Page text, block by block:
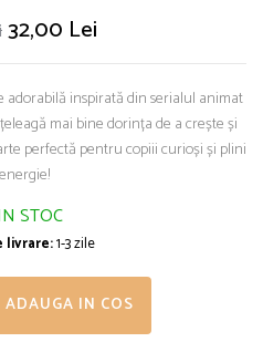
32,00 Lei
adorabilă inspirată din serialul animat
mai bine dorința de a crește și
perfectă pentru copiii curioși și plini
STOC
livrare:1-3 zile
ADAUGA IN COS